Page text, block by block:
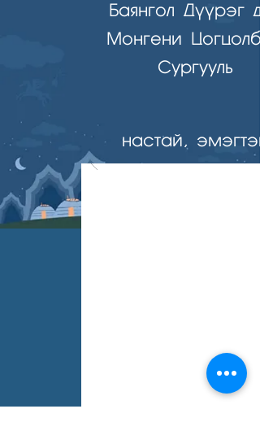
Баянгол Дүүрэг
Монгени
Сургууль
настай, эмэгтэй